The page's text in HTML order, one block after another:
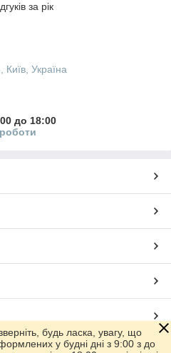
за рік
Київ, Україна
до 18:00
будь ласка, увагу, що
у будні дні з 9:00 з до